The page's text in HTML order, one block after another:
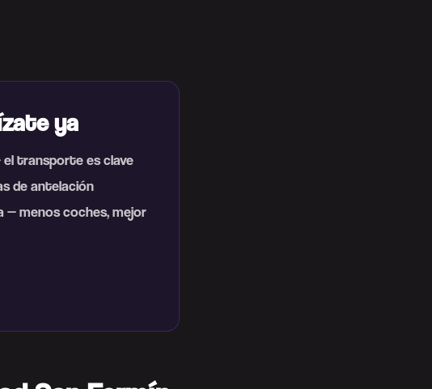
ya
el transporte es clave
de antelación
— menos coches, mejor